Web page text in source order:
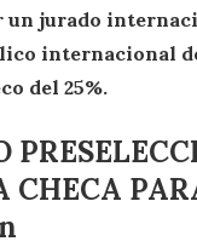
un jurado
internacional
del 25%.
CHECA